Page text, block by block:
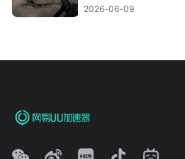
2026-06-09